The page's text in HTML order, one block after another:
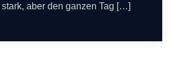
aber den ganzen Tag […]